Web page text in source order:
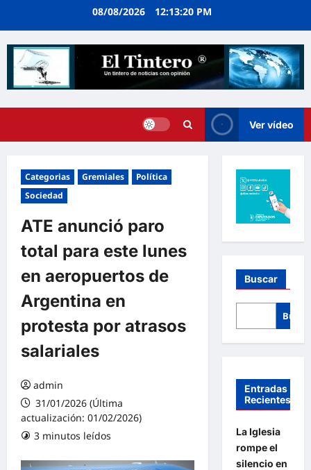
08/08/2026 12:13:21 PM
Ver vídeo
Categorias Gremiales
Política
Sociedad
ATE anunció paro
total para este lunes
en aeropuertos de
Argentina en
protesta por atrasos
salariales
admin
31/01/2026 (Última
actualización: 01/02/2026)
3 minutos leídos
Buscar
Entradas
Recientes
La Iglesia
rompe el
silencio en